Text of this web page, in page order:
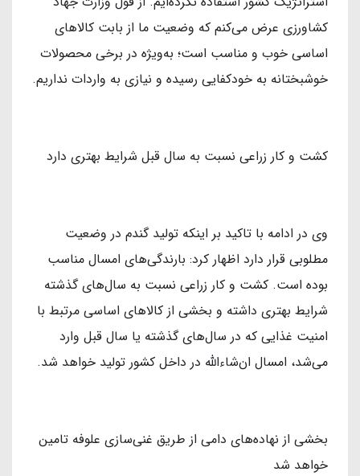
کشاورزی عرض می‌کنم که وضعیت ما از بابت کالاهای
اساسی خوب و مناسب است؛ به‌ویژه در برخی محصولات
خوشبختانه به خودکفایی رسیده و نیازی به واردات نداریم.
کشت و کار زراعی نسبت به سال قبل شرایط بهتری دارد
وی در ادامه با تاکید بر اینکه تولید گندم در وضعیت
مطلوبی قرار دارد اظهار کرد: بارندگی‌های امسال مناسب
بوده است. کشت و کار زراعی نسبت به سال‌های گذشته
شرایط بهتری داشته و بخشی از کالاهای اساسی مرتبط با
امنیت غذایی که در سال‌های گذشته یا سال قبل وارد
می‌شد، امسال ان‌شاءالله در داخل کشور تولید خواهد شد.
بخشی از نهاده‌های دامی از طریق غنی‌سازی علوفه تامین
خواهد شد